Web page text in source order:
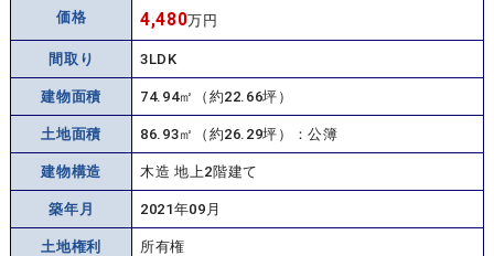
価格 4,480万円
間取り 3LDK
建物面積 74.94㎡（約22.66坪）
土地面積 86.93㎡（約26.29坪）：公簿
建物構造 木造 地上2階建て
築年月 2021年09月
土地権利 所有権